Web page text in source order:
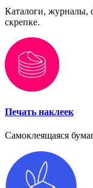
Каталоги, журналы,
скрепке.
Печать наклеек
Самоклеящаяся